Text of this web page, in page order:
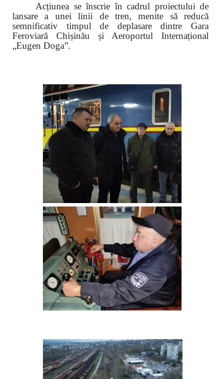
Acțiunea se înscrie în cadrul proiectului de
lansare a unei linii de tren, menite să reducă
semnificativ timpul de deplasare dintre Gara
Feroviară Chișinău și Aeroportul Internațional
„Eugen Doga”.